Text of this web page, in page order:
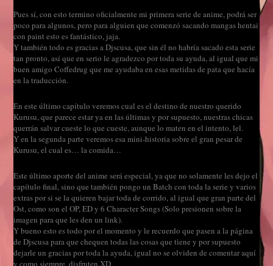
Pues sí, con esto termino oficialmente mi primera serie de anime, podrá ser
poco para algunos, pero para alguien que comenzó sacando mangas hentai
con paint esto es fantástico, jaja.
Y también todo es gracias a Djscusa, que sin él no habría sacado esta serie
tan pronto, así que en serio le agradezco por toda su ayuda, al igual que mi
buen amigo Coffedrug que me ayudaba en esas metidas de pata que hacía
en la traducción.
En este último capítulo veremos cual es el destino de nuestro querido
Kurusu, que parece estar ya en las últimas y por supuesto, nuestras chicas
querrán salvar cueste lo que cueste, aunque lo maten en el intento, lel.
Y en la segunda parte veremos esa mini-historia sobre el gran pesar de
Kurusu, el cual es… la comida…
Este último aporte del anime será especial, ya que no solamente les dejo el
capítulo final, sino que también pongo un Batch con toda la serie y varios
extras por si se la quieren bajar toda de corrido, al igual que gran parte del
Ost, como son el OP, ED y 6 Character Songs (Solo presionen sobre la
imagen para que les den un link).
Y bueno esto es todo por el momento y le recuerdo que pasen a la página
de Djscusa para que chequen todas las cosas que tiene y por supuesto
dejarle un gracias por toda la ayuda, igual no se olviden de comentar aquí